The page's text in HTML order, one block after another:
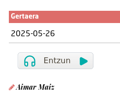
Gertaera
2025-05-26
Aimar Maiz